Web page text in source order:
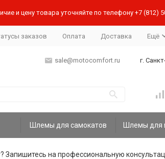
и цену товара уточняйте по телефону +7 (812)
заказов Оплата Доставка Ещё
sale@motocomfort.ru
г.
Шлемы для самокатов
на профессиональную